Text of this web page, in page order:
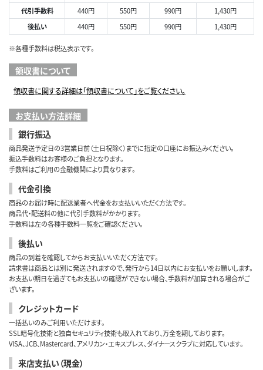
代引手数料
440円 550円 990円
1,430円
後払い
440円 550円 990円 1,430円
※各種手数料は税込表示です。
領収書について
領収書に関する詳細は「領収書について」をご覧ください。
お支払い方法詳細
銀行振込
商品発送予定日の3営業日前（土日祝除く）までに指定の口座にお振込みください。
振込手数料はお客様のご負担となります。
手数料はご利用の金融機関により異なります。
代金引換
商品のお届け時に配送業者へ代金をお支払いいただく方法です。
商品代・配送料の他に代引手数料がかかります。
手数料は左の各種手数料一覧をご確認ください。
後払い
商品の到着を確認してからお支払いいただく方法です。
請求書は商品とは別に発送されますので、発行から14日以内にお支払いをお願いします。
お支払い期日を過ぎてもお支払いの確認ができない場合、手数料が加算される場合がご
ざいます。
クレジットカード
一括払いのみご利用いただけます。
SSL暗号化技術と独自セキュリティ技術も取入れており、万全を期しております。
VISA、JCB、Mastercard、アメリカン・エキスプレス、ダイナースクラブに対応しています。
来店支払い（現金）